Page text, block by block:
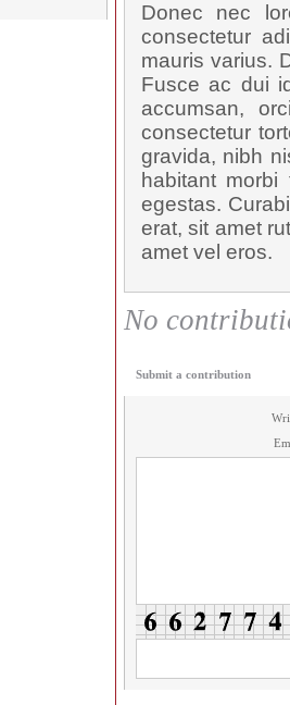
Donec nec
consectetur
mauris varius.
Fusce ac dui
accumsan,
consectetur
gravida, nibh
habitant
egestas.
erat, sit amet
amet vel eros.
No
Submit a contribution